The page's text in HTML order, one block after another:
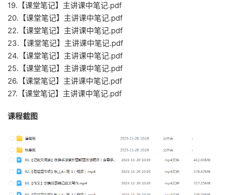
19.【课堂笔记】主讲课中笔记.pdf
20.【课堂笔记】主讲课中笔记.pdf
22.【课堂笔记】主讲课中笔记.pdf
23.【课堂笔记】主讲课中笔记.pdf
24.【课堂笔记】主讲课中笔记.pdf
25.【课堂笔记】主讲课中笔记.pdf
26.【课堂笔记】主讲课中笔记.pdf
27.【课堂笔记】主讲课中笔记.pdf
课程截图